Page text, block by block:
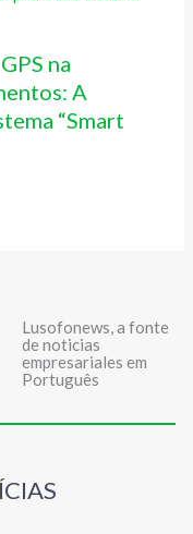
na
A
“Smart
Lusofonews, a fonte
de noticias
empresariales em
Português